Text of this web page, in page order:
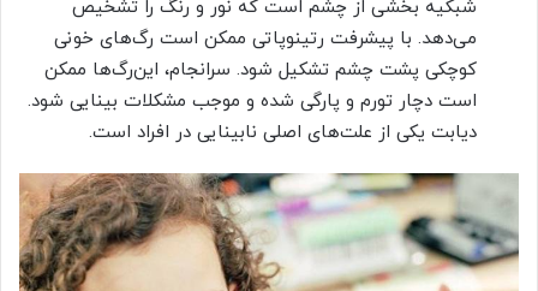
شبکیه بخشی از چشم است که نور و رنگ را تشخیص
می‌دهد. با پیشرفت رتینوپاتی ممکن است رگ‌های خونی
کوچکی پشت چشم تشکیل شود. سرانجام، این‌رگ‌ها ممکن
است دچار تورم و پارگی شده و موجب مشکلات بینایی شود.
دیابت یکی از علت‌های اصلی نابینایی در افراد است.